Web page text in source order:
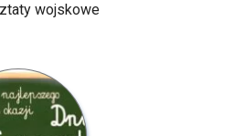
wojskowe